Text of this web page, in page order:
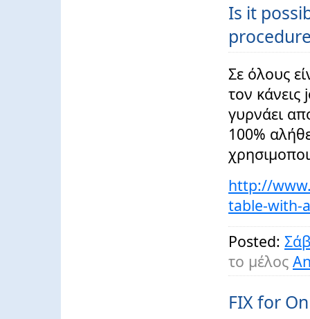
Is it
Σε όλους
τον
γυρνάει
100%
http://
table-with-
Posted:
το μέλος
FIX for